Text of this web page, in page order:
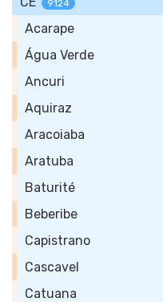
9124
Acarape
Água Verde
Ancuri
Aquiraz
Aracoiaba
Aratuba
Baturité
Beberibe
Capistrano
Cascavel
Catuana